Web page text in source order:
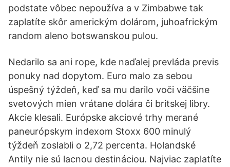
podstate vôbec nepoužíva a v Zimbabwe tak
zaplatíte skôr americkým dolárom, juhoafrickým
random aleno botswanskou pulou.
Nedarilo sa ani rope, kde naďalej prevláda previs
ponuky nad dopytom. Euro malo za sebou
úspešný týždeň, keď sa mu darilo voči väčšine
svetových mien vrátane dolára či britskej libry.
Akcie klesali. Európske akciové trhy merané
paneurópskym indexom Stoxx 600 minulý
týždeň zoslabli o 2,72 percenta. Holandské
Antily nie sú lacnou destináciou. Najviac zaplatíte